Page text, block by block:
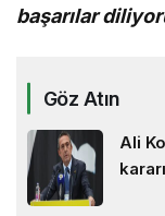
başarılar
Göz Atın
Ali
kararı